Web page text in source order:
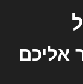
אליכם